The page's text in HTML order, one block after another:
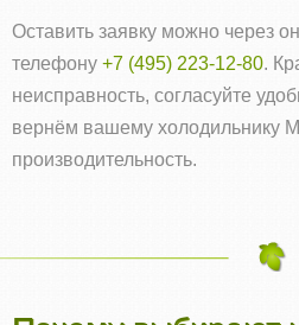
Оставить заявку можно через
телефону +7 (495) 223-12-80.
неисправность, согласуйте
вернём вашему холодильнику
производительность.